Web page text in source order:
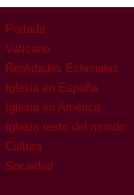
Portada
Vaticano
Realidades Eclesiales
Iglesia en España
Iglesia en América
Iglesia resto del mundo
Cultura
Sociedad